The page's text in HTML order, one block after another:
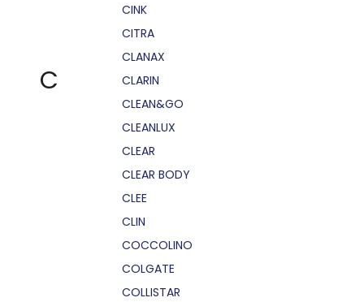
C
CINK
CITRA
CLANAX
CLARIN
CLEAN&GO
CLEANLUX
CLEAR
CLEAR BODY
CLEE
CLIN
COCCOLINO
COLGATE
COLLISTAR